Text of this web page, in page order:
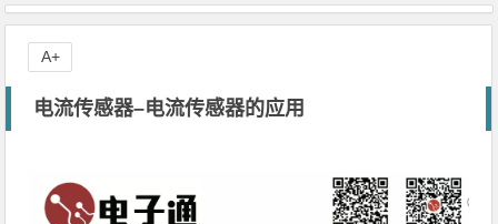
电流传感器–电流传感器的应用
A+